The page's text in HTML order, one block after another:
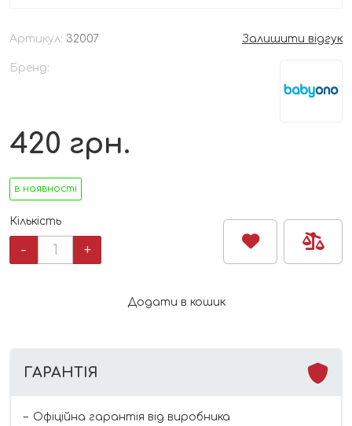
Артикул: 32007 Залишити відгук
Бренд:
420 грн.
в наявності
Кількість
-
Розвиваюча
+
Додати в кошик
ГАРАНТІЯ
Офіційна гарантія від виробника